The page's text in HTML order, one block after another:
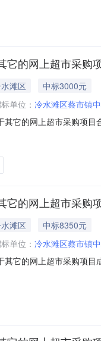
日八、异常交易原因：
它的网上超市采购
滩区
中标3000元
单位： 冷水滩区蔡市镇
它的网上超市采购项
\技术标准验收结果备注
它的网上超市采购
滩区
中标8350元
单位： 冷水滩区蔡市镇
其它的网上超市采购项
项目所在行政区划名